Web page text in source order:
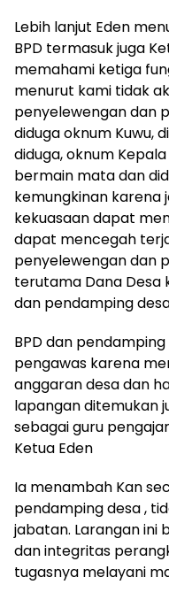
Lebih lanjut Eden
BPD termasuk juga
memahami ketiga
menurut kami tidak
penyelewengan dan
diduga oknum Kuwu,
diduga, oknum
bermain mata dan
kemungkinan karena
kekuasaan dapat
dapat mencegah
penyelewengan dan
terutama Dana Desa
dan pendamping
BPD dan
pengawas karena
anggaran desa dan
lapangan ditemukan
sebagai guru
Ketua Eden
Ia menambah Kan
pendamping desa ,
jabatan. Larangan ini
dan integritas
tugasnya melayani